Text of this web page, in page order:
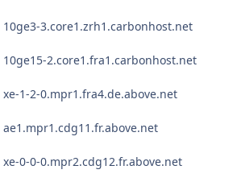
10ge3-3.core1.zrh1.carbonhost.net
10ge15-2.core1.fra1.carbonhost.net
xe-1-2-0.mpr1.fra4.de.above.net
ae1.mpr1.cdg11.fr.above.net
xe-0-0-0.mpr2.cdg12.fr.above.net